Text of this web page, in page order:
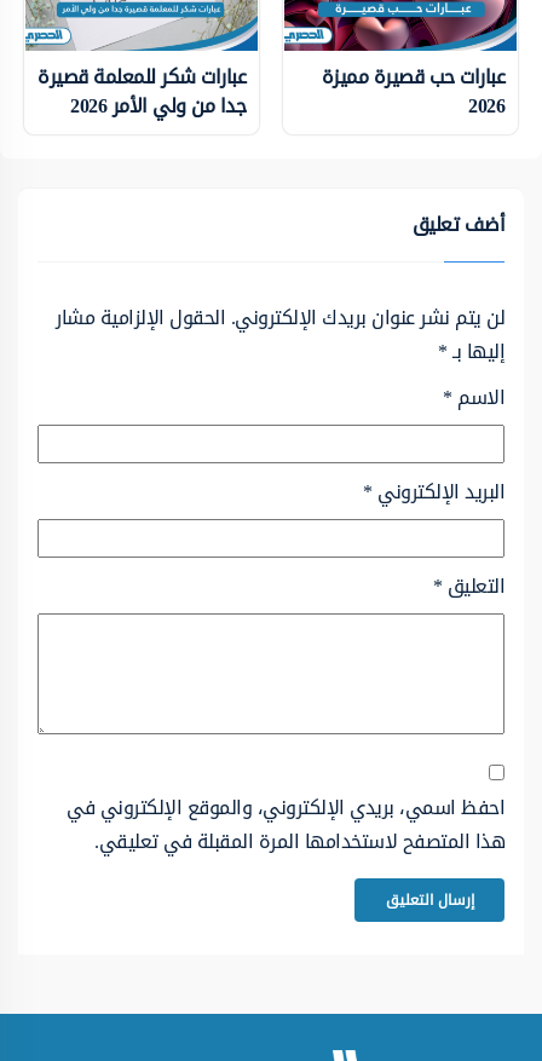
عبارات حب قصيرة مميزة
2026
عبارات شكر للمعلمة قصيرة
جدا من ولي الأمر 2026
أضف تعليق
لن يتم نشر عنوان بريدك الإلكتروني. الحقول الإلزامية مشار
إليها بـ*
الاسم*
البريد الإلكتروني*
التعليق*
احفظ اسمي، بريدي الإلكتروني، والموقع الإلكتروني في
هذا المتصفح لاستخدامها المرة المقبلة في تعليقي.